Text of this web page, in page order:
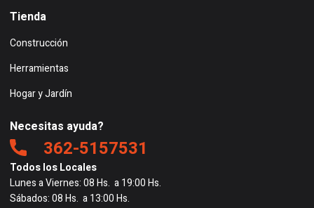
Tienda
Construcción
Herramientas
Hogar y Jardín
Necesitas ayuda?
362-5157531
Todos los Locales
Lunes a Viernes: 08 Hs. a 19:00 Hs.
Sábados: 08 Hs. a 13:00 Hs.